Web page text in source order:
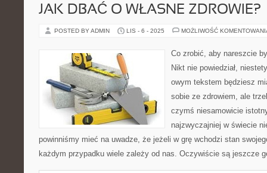
JAK DBAĆ O WŁASNE ZDROWIE?
POSTED BY ADMIN LIS - 6 - 2025 MOŻLIWOŚĆ
Co zrobić, aby nareszcie
Nikt nie powiedział,
owym tekstem będziesz
sobie ze zdrowiem, ale
czymś niesamowicie
najzwyczajniej w świecie
powinniśmy mieć na uwadze, że jeżeli w grę wchodzi stan
każdym przypadku wiele zależy od nas. Oczywiście są jeszcze